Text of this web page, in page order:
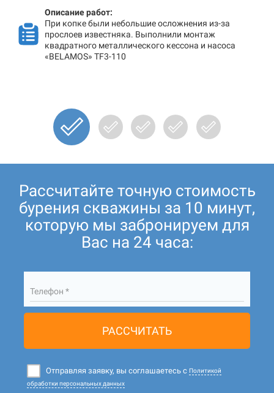
Описание работ:
При копке были небольшие осложнения из-за
прослоев известняка. Выполнили монтаж
квадратного металлического кессона и насоса
«BELAMOS» TF3-110
Рассчитайте точную стоимость
бурения скважины за 10 минут,
которую мы забронируем для
Вас на 24 часа:
Телефон *
РАССЧИТАТЬ
Отправляя заявку, вы соглашаетесь с Политикой
обработки персональных данных